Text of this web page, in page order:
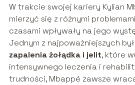
W trakcie swojej kariery Kylian
mierzyć się z różnymi
czasami wpływały na jego
Jednym z najpoważniejszych
zapalenia żołądka i jelit, które
intensywnego leczenia i
trudności, Mbappé zawsze